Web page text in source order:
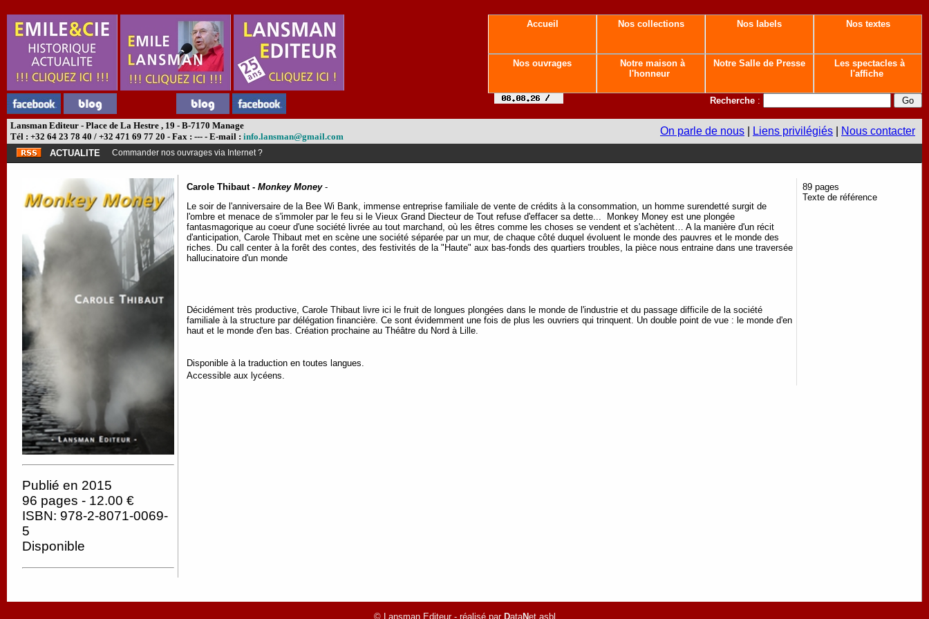
Accueil Nos collections Nos labels Nos textes
Nos ouvrages
Notre maison à
l'honneur
Notre Salle de Presse
Les spectacles à
l'affiche
Recherche :
Lansman Editeur - Place de La Hestre , 19 - B-7170 Manage
Tél : +32 64 23 78 40 / +32 471 69 77 20 - Fax : --- - E-mail : info.lansman@gmail.com On parle de nous Liens privilégiés Nous contacter
ACTUALITE Commander nos ouvrages via Internet ?
Publié en 2015
96 pages - 12.00 €
ISBN: 978-2-8071-0069-
5
Disponible
Carole Thibaut - Monkey Money-
Le soir de l'anniversaire de la Bee Wi Bank, immense entreprise familiale de vente de crédits à la consommation, un homme surendetté surgit de
l'ombre et menace de s'immoler par le feu si le Vieux Grand Diecteur de Tout refuse d'effacer sa dette...
Monkey Money est une plongée
fantasmagorique au coeur d'une société livrée au tout marchand, où les êtres comme les choses se vendent et s'achètent… A la manière d'un récit
d'anticipation, Carole Thibaut met en scène une société séparée par un mur, de chaque côté duquel évoluent le monde des pauvres et le monde des
riches. Du call center à la forêt des contes, des festivités de la "Haute" aux bas-fonds des quartiers troubles, la pièce nous entraine dans une traversée
hallucinatoire d'un monde
Décidément très productive, Carole Thibaut livre ici le fruit de longues plongées dans le monde de l'industrie et du passage difficile de la société
familiale à la structure par délégation financière. Ce sont évidemment une fois de plus les ouvriers qui trinquent. Un double point de vue : le monde d'en
haut et le monde d'en bas. Création prochaine au Théâtre du Nord à Lille.
Disponible à la traduction en toutes langues.
Accessible aux lycéens.
89 pages
Texte de référence
© Lansman Editeur - réalisé par DataNet asbl